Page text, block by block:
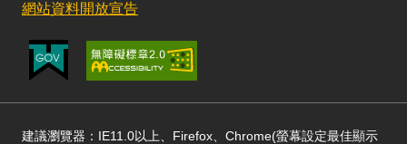
網站資料開放宣告
建議瀏覽器：IE11.0以上、Firefox、Chrome(螢幕設定最佳顯示